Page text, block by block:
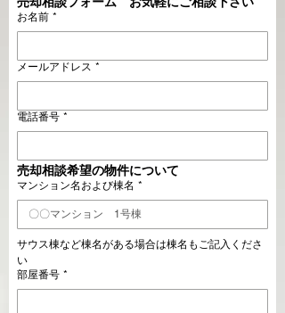
お名前 *
メールアドレス *
電話番号 *
売却相談希望の物件について
マンション名および棟名 *
サウス棟など棟名がある場合は棟名もご記入くださ
い
部屋番号 *